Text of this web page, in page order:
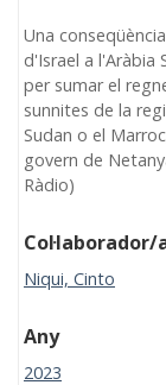
Una
d'Israel a l'Aràbia
per sumar el
sunnites de la
Sudan o el
govern de
Ràdio)
Col·laborador/
Niqui, Cinto
Any
2023